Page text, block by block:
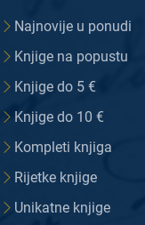
Najnovije u ponudi
Knjige na popustu
Knjige do 5 €
Knjige do 10 €
Kompleti knjiga
Rijetke knjige
Unikatne knjige